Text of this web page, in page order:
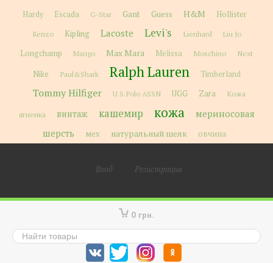
Hardy
Escada G-Star Gant Guess H&M Hollister
Kenzo Kipling Lacoste Levi's Lienhard Liu Jo
Longchamp Mango Max Mara Melissa Moschino
Next
Nike
Paul&Shark Ralph Lauren Timberland
Tommy Hilfiger U.S.Polo ASSN UGG Zara
Кожа
ягненка
винтаж кашемир кожа
мериносовая
шерсть
мех натуральный шелк овчина
Вход Регистрация
0 грн.